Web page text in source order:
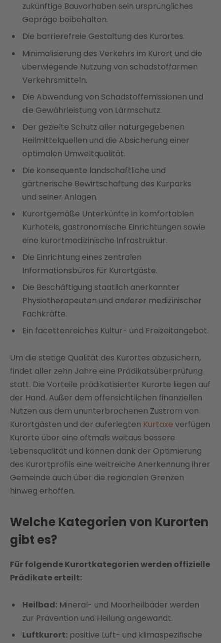
zukünftige Bauvorhaben sein ursprüngliches
Gepräge beibehalten.
Die barrierefreie Gestaltung des Kurortes.
Minimalisierung des Verkehrs im Kurort und die
überwiegende Nutzung von schadstoffarmen
Verkehrsmitteln.
Die Abwendung von Schadstoffemissionen und
die Gewährleistung von Lärmschutz.
Der gezielte Schutz aller naturgegebenen
Heilmittelquellen und die Absicherung einer
optimalen Umweltqualität.
Die konsequente landschaftliche und
gärtnerische Bewirtschaftung des Kurparks
und seiner Anlagen.
Kurortgemäße Unterkünfte in komfortablen
Kurhotels, gastronomische Einrichtungen sowie
eine kurortmedizinische Infrastruktur.
Die Einrichtung eines zentralen
Informationsbüros für Kurortgäste.
Die Beschäftigung staatlich anerkannter
Physiotherapeuten und anderer medizinischer
Fachkräfte.
Ein facettenreiches Kultur- und Freizeitangebot.
Um die stetige Qualität des Kurortes abzusichern,
findet aller zehn Jahre eine Prädikatsüberprüfung
statt. Die Vorteile prädikatisierter Kurorte liegen auf
der Hand. Außer dem offensichtlichen finanziellen
Nutzen aus dem ununterbrochenen Zustrom von
Kurortgästen und der auferlegten Kurtaxe verfügen
Kurorte über eine oftmals weitaus bessere
Lebensqualität und können dank der Optimierung
des Kurortprofils eine weitreiche Anerkennung ihrer
Gemeinde auch über die regionalen Grenzen
hinweg erhoffen.
Welche Kategorien von Kurorten
gibt es?
Für folgende Kurortkategorien werden offizielle
Prädikate erteilt:
Heilbad: Mineral- und Moorheilbäder werden
zur Prävention und Heilung angewandt.
Luftkurort: positive Luft- und klimaspezifische